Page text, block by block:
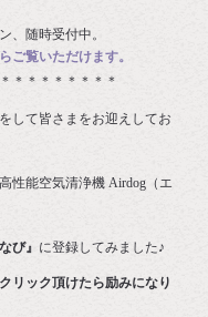
、随時受付中。
ご覧いただけます。
＊＊＊＊＊＊＊＊
して皆さまをお迎えしてお
性能空気清浄機 Airdog（エ
び』 に登録してみました♪
リック頂けたら励みになり